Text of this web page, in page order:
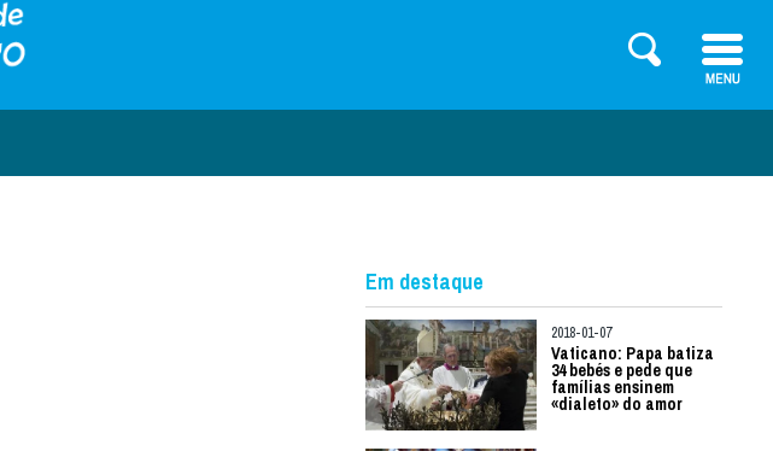
Em destaque
2018-01-07
Vaticano: Papa batiza
34 bebés e pede que
famílias ensinem
«dialeto» do amor